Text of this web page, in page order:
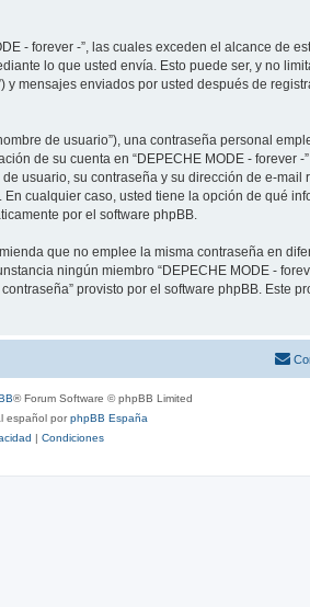
- forever -”, las cuales exceden el alcance de
lo que usted envía. Esto puede ser, y no
y mensajes enviados por usted después de
de usuario”), una contraseña personal
de su cuenta en “DEPECHE MODE - forever
su contraseña y su dirección de e-mail
cualquier caso, usted tiene la opción de qué
por el software phpBB.
que no emplee la misma contraseña en
ningún miembro “DEPECHE MODE -
provisto por el software phpBB. Este
® Forum Software © phpBB Limited
español porphpBB España
| Condiciones